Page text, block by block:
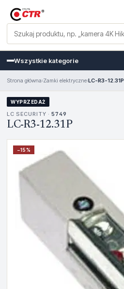
Wszystkie kategorie
Strona główna›Zamki elektryczne›LC-R3-12.31P
WYPRZEDAŻ
LC SECURITY · 5749
LC-R3-12.31P
−15%